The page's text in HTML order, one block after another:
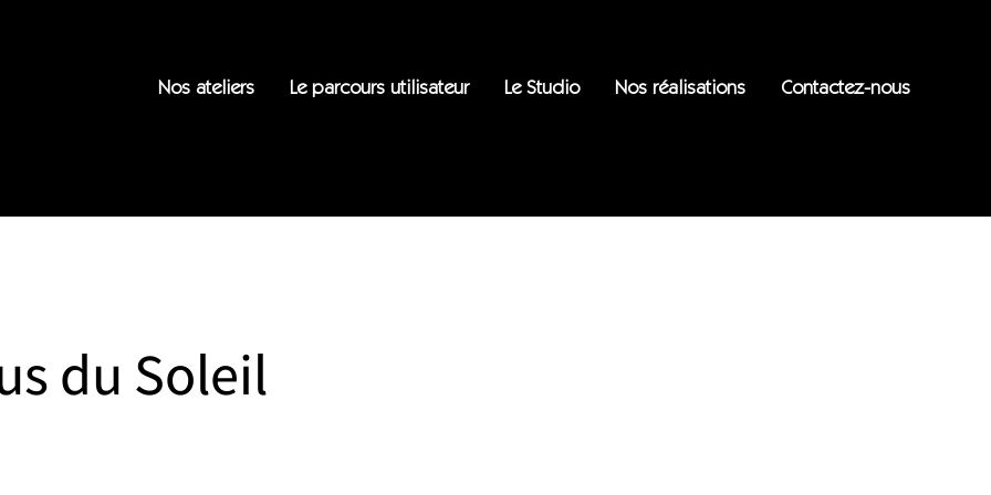
Nos ateliers Le parcours utilisateur Le Studio Nos réalisations Contactez-nous
du Soleil